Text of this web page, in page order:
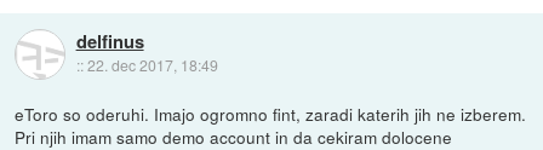
delfinus
::22. dec 2017, 18:49
eToro so oderuhi. Imajo ogromno fint, zaradi katerih jih ne izberem.
Pri njih imam samo demo account in da cekiram dolocene